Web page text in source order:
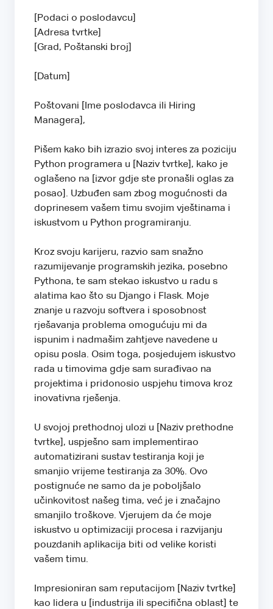
[Podaci o poslodavcu]
[Adresa tvrtke]
[Grad, Poštanski broj]
[Datum]
Poštovani [Ime poslodavca ili Hiring
Managera],
Pišem kako bih izrazio svoj interes za poziciju
Python programera u [Naziv tvrtke], kako je
oglašeno na [izvor gdje ste pronašli oglas za
posao]. Uzbuđen sam zbog mogućnosti da
doprinesem vašem timu svojim vještinama i
iskustvom u Python programiranju.
Kroz svoju karijeru, razvio sam snažno
razumijevanje programskih jezika, posebno
Pythona, te sam stekao iskustvo u radu s
alatima kao što su Django i Flask. Moje
znanje u razvoju softvera i sposobnost
rješavanja problema omogućuju mi da
ispunim i nadmašim zahtjeve navedene u
opisu posla. Osim toga, posjedujem iskustvo
rada u timovima gdje sam surađivao na
projektima i pridonosio uspjehu timova kroz
inovativna rješenja.
U svojoj prethodnoj ulozi u [Naziv prethodne
tvrtke], uspješno sam implementirao
automatizirani sustav testiranja koji je
smanjio vrijeme testiranja za 30%. Ovo
postignuće ne samo da je poboljšalo
učinkovitost našeg tima, već je i značajno
smanjilo troškove. Vjerujem da će moje
iskustvo u optimizaciji procesa i razvijanju
pouzdanih aplikacija biti od velike koristi
vašem timu.
Impresioniran sam reputacijom [Naziv tvrtke]
kao lidera u [industrija ili specifična oblast] te